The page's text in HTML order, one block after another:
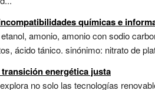
químicas e
amonio, amonio con sodio
ácido tánico. sinónimo: nitrato de
energética justa
no solo las tecnologías